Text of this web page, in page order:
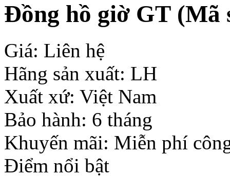
Đồng hồ giờ GT (Mã
Giá: Liên hệ
Hãng sản xuất: LH
Xuất xứ: Việt Nam
Bảo hành: 6 tháng
Khuyến mãi: Miễn phí
Điểm nổi bật